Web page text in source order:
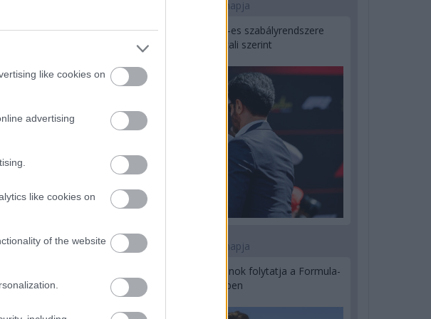
like cookies on
advertising
like cookies on
of the website
az
dolog.
2 napja
Ilyen lehet a jövő F1-es szabályrendszere
Domenicali szerint
2 napja
Újabb korábbi F2-es bajnok folytatja a Formula-
E-ben